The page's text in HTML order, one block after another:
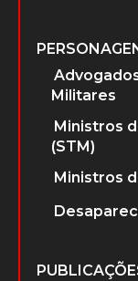
Militares
Ministros
(STM)
Ministros